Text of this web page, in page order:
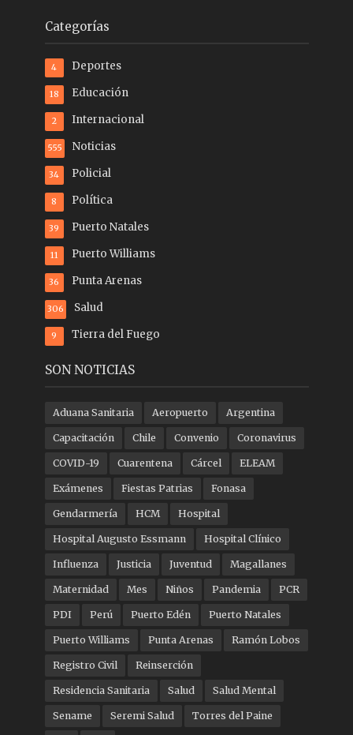
Categorías
Deportes
4
Educación
18
Internacional
2
Noticias
555
Policial
34
Política
8
Puerto Natales
39
Puerto Williams
11
Punta Arenas
36
Salud
306
Tierra del Fuego
9
SON NOTICIAS
Aduana Sanitaria Aeropuerto Argentina
Capacitación Chile Convenio Coronavirus
COVID-19 Cuarentena Cárcel ELEAM
Exámenes Fiestas Patrias Fonasa
Gendarmería HCM Hospital
Hospital Augusto Essmann Hospital Clínico
Influenza Justicia Juventud Magallanes
Maternidad Mes Niños Pandemia PCR
PDI Perú Puerto Edén Puerto Natales
Puerto Williams Punta Arenas Ramón Lobos
Registro Civil Reinserción
Residencia Sanitaria Salud Salud Mental
Sename Seremi Salud Torres del Paine